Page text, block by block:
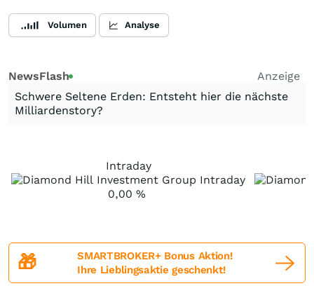
Volumen Analyse
NewsFlash
Anzeige
Schwere Seltene Erden: Entsteht hier die nächste
Milliardenstory?
Intraday
0,00 %
🎁
SMARTBROKER+ Bonus Aktion!
Ihre Lieblingsaktie geschenkt!